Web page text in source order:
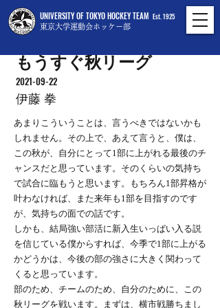
UNIVERSITY OF TOKYO HOCKEY TEAM
東京大学運動会ホッケー部
Est. 1925
もうすぐ秋リーグ
2021-09-22
伊藤 拳
あまりこういうことは、言うべきではないかも
しれません。その上で、あえて言うと、僕は、
この秋が、自分にとって1部に上がれる最後のチ
ャンスだと思っています。そのくらいの気持ち
で試合に臨もうと思います。もちろん1部昇格が
叶わなければ、また来年も1部を目指すのです
が、気持ちの面での話です。
しかも、結局強い部活に新入生いっぱい入る説
を信じている僕からすれば、今季で1部に上がる
かどうかは、今後の部の強さに大きく関わって
くると思っています。
部のため、チームのため、自分のために、この
秋リーグを戦います。まずは、横市戦勝ちまし